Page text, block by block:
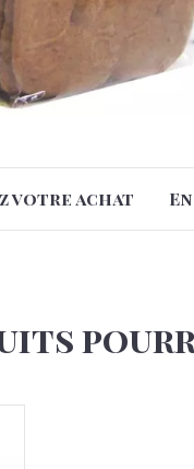
votre achat